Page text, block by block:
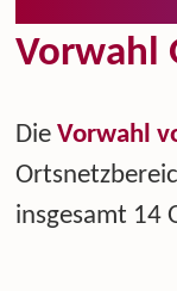
Vorwahl
DieVorwahl
insgesamt 14